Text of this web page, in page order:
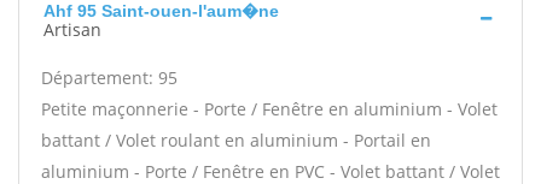
Ahf 95 Saint-ouen-l'aum�ne
Artisan
Département: 95
Petite maçonnerie - Porte / Fenêtre en aluminium - Volet
battant / Volet roulant en aluminium - Portail en
aluminium - Porte / Fenêtre en PVC - Volet battant / Volet